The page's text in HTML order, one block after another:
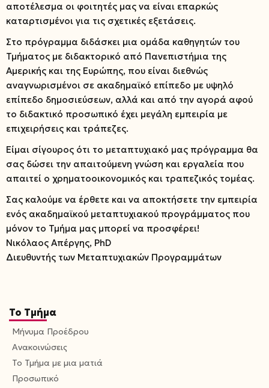
αποτέλεσμα οι φοιτητές μας να είναι επαρκώς
καταρτισμένοι για τις σχετικές εξετάσεις.
Στο πρόγραμμα διδάσκει μια ομάδα καθηγητών του
Τμήματος με διδακτορικό από Πανεπιστήμια της
Αμερικής και της Ευρώπης, που είναι διεθνώς
αναγνωρισμένοι σε ακαδημαϊκό επίπεδο με υψηλό
επίπεδο δημοσιεύσεων, αλλά και από την αγορά αφού
το διδακτικό προσωπικό έχει μεγάλη εμπειρία με
επιχειρήσεις και τράπεζες.
Είμαι σίγουρος ότι το μεταπτυχιακό μας πρόγραμμα θα
σας δώσει την απαιτούμενη γνώση και εργαλεία που
απαιτεί ο χρηματοοικονομικός και τραπεζικός τομέας.
Σας καλούμε να έρθετε και να αποκτήσετε την εμπειρία
ενός ακαδημαϊκού μεταπτυχιακού προγράμματος που
μόνον το Τμήμα μας μπορεί να προσφέρει!
Νικόλαος Απέργης, PhD
Διευθυντής των Μεταπτυχιακών Προγραμμάτων
Το Τμήμα
Μήνυμα Προέδρου
Ανακοινώσεις
Το Τμήμα με μια ματιά
Προσωπικό